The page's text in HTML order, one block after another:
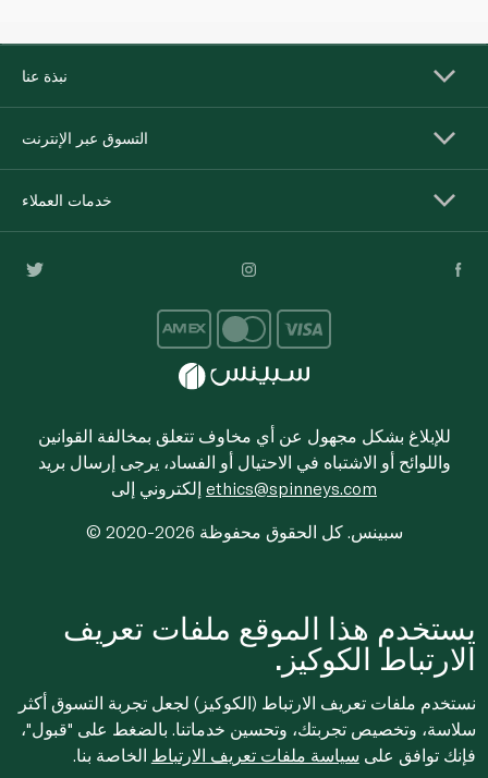
نبذة عنا
التسوق عبر الإنترنت
خدمات العملاء
للإبلاغ بشكل مجهول عن أي مخاوف تتعلق بمخالفة القوانين
واللوائح أو الاشتباه في الاحتيال أو الفساد، يرجى إرسال بريد
ethics@spinneys.com
© 2020-2026 سبينس. كل الحقوق محفوظة
يستخدم هذا الموقع ملفات تعريف
الارتباط الكوكيز.
نستخدم ملفات تعريف الارتباط (الكوكيز) لجعل تجربة التسوق أكثر
سلاسة، وتخصيص تجربتك، وتحسين خدماتنا. بالضغط على "قبول"،
فإنك توافق على سياسة ملفات تعريف الارتباط الخاصة بنا.